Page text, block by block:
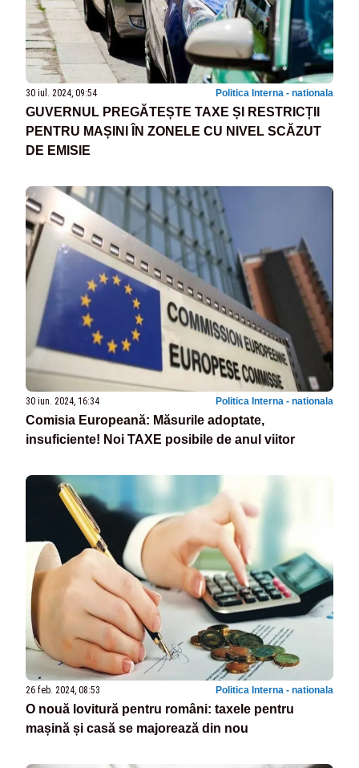
30 iul. 2024, 09:54 Politica Interna - nationala
GUVERNUL PREGĂTEȘTE TAXE ȘI RESTRICȚII
PENTRU MAȘINI ÎN ZONELE CU NIVEL SCĂZUT
DE EMISIE
30 iun. 2024, 16:34 Politica Interna - nationala
Comisia Europeană: Măsurile adoptate,
insuficiente! Noi TAXE posibile de anul viitor
26 feb. 2024, 08:53 Politica Interna - nationala
O nouă lovitură pentru români: taxele pentru
mașină și casă se majorează din nou